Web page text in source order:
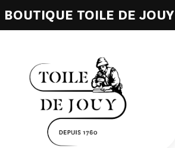
BOUTIQUE TOILE DE JOUY